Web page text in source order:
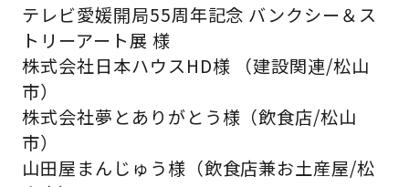
テレビ愛媛開局55周年記念 バンクシー＆ス
トリーアート展 様
株式会社日本ハウスHD様 （建設関連/松山
市）
株式会社夢とありがとう様（飲食店/松山
市）
山田屋まんじゅう様（飲食店兼お土産屋/松